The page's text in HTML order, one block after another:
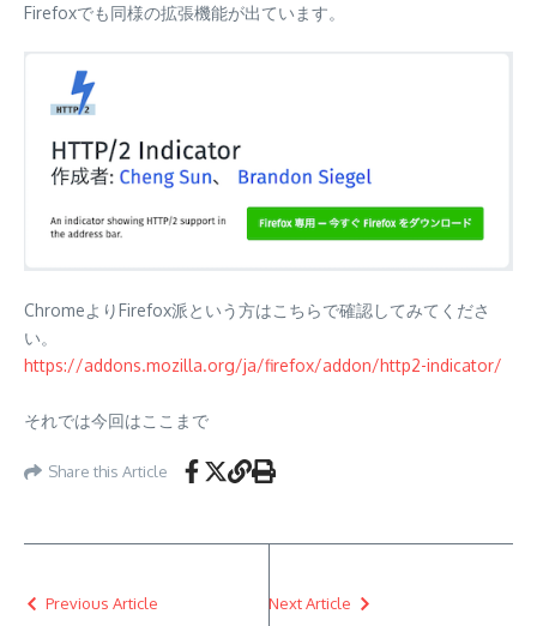
Firefoxでも同様の拡張機能が出ています。
ChromeよりFirefox派という方はこちらで確認してみてくださ
い。
https://addons.mozilla.org/ja/firefox/addon/http2-indicator/
それでは今回はここまで
Share this Article
Previous Article Next Article